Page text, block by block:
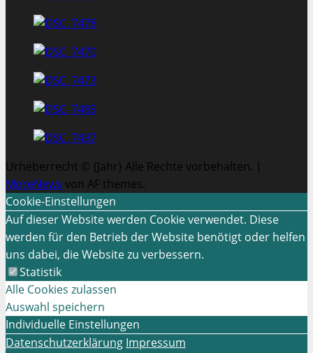
Urheberrecht © {Jahr} Alle Rechte vorbehalten. |
MoreNews von AF themes.
Cookie-Einstellungen
Auf dieser Website werden Cookie verwendet. Diese
werden für den Betrieb der Website benötigt oder helfen
uns dabei, die Website zu verbessern.
Statistik
Alle Cookies zulassen
Auswahl speichern
Individuelle Einstellungen
Datenschutzerklärung Impressum